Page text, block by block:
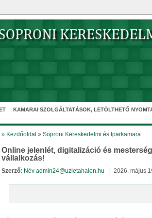
KAMARAI SZOLGÁLTATÁSOK, LETÖLTHETŐ
» Kezdőoldal » Soproni Kereskedelmi és Iparkamara
Online jelenlét, digitalizáció és
vállalkozás!
Szerző: Név admin24@uzletahalon.hu 2026. május